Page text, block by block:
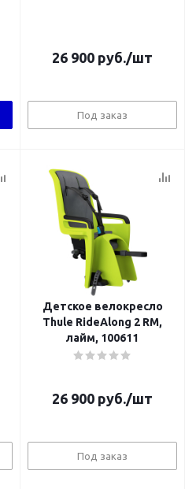
26 900 руб./шт
Под заказ
Детское велокресло
Thule RideAlong 2 RM,
лайм, 100611
26 900 руб./шт
Под заказ